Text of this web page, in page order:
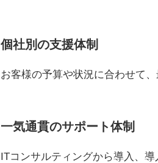
個社別の支援体制
お客様の予算や状況に合わせて
一気通貫のサポート体制
ITコンサルティングから導入、